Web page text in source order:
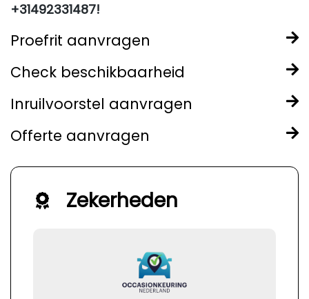
+31492331487!
Proefrit aanvragen
Check beschikbaarheid
Inruilvoorstel aanvragen
Offerte aanvragen
Zekerheden